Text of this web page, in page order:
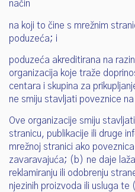
način
na koji to čine s mrežnim
poduzeća; i
poduzeća akreditirana na
organizacija koje traže
centara i skupina za
ne smiju stavljati poveznice
Ove organizacije smiju
stranicu, publikacije ili druge
mrežnoj stranici ako
zavaravajuća; (b) ne daje
reklamiranju ili odobrenju
njezinih proizvoda ili usluga te